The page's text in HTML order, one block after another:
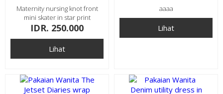
Maternity nursing knot front
mini skater in star print
IDR. 250.000
Lihat
aaaa
Lihat